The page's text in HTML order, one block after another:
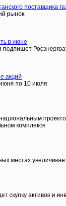
поставщика
рынок
в июне
подпишет
акций
июня по 10 июля
комплексе
местах
активов и